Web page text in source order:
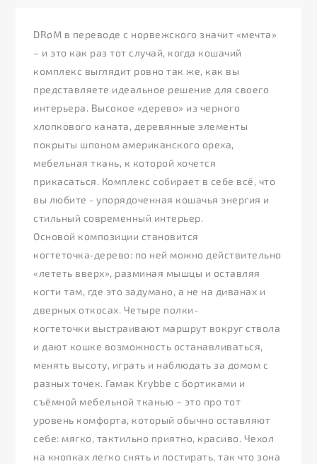
DRøM в переводе с норвежского значит «мечта»
– и это как раз тот случай, когда кошачий
комплекс выглядит ровно так же, как вы
представляете идеальное решение для своего
интерьера. Высокое «дерево» из черного
хлопкового каната, деревянные элементы
покрыты шпоном американского ореха,
мебельная ткань, к которой хочется
прикасаться. Комплекс собирает в себе всё, что
вы любите - упорядоченная кошачья энергия и
стильный современный интерьер.
Основой композиции становится
когтеточка‑дерево: по ней можно действительно
«лететь вверх», разминая мышцы и оставляя
когти там, где это задумано, а не на диванах и
дверных откосах. Четыре полки-
когтеточки выстраивают маршрут вокруг ствола
и дают кошке возможность останавливаться,
менять высоту, играть и наблюдать за домом с
разных точек. Гамак Krybbe с бортиками и
съёмной мебельной тканью – это про тот
уровень комфорта, который обычно оставляют
себе: мягко, тактильно приятно, красиво. Чехол
на кнопках легко снять и постирать, так что зона